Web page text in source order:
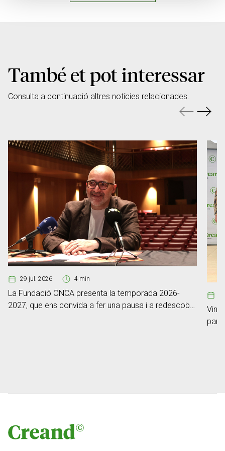
També et pot interessar
Consulta a continuació altres notícies relacionades.
29 jul. 2026 4 min
La Fundació ONCA presenta la temporada 2026-
2027, que ens convida a fer una pausa i a redescobrir
Vint-